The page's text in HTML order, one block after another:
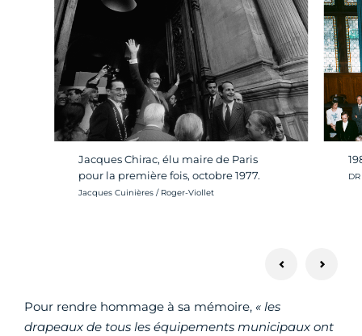
Jacques Chirac, élu maire de Paris
pour la première fois, octobre 1977.
Crédit photo :
Jacques Cuinières / Roger-Viollet
DR
Pour rendre hommage à sa mémoire, « les
drapeaux de tous les équipements municipaux ont